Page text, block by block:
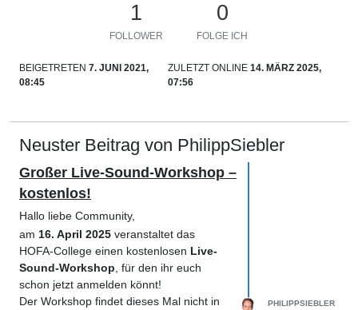
1
FOLLOWER
0
FOLGE ICH
BEIGETRETEN 7. JUNI 2021,
08:45
ZULETZT ONLINE 14. MÄRZ 2025,
07:56
Neuster Beitrag von PhilippSiebler
Großer Live-Sound-Workshop –
kostenlos!
Hallo liebe Community,
am 16. April 2025 veranstaltet das
HOFA-College einen kostenlosen Live-
Sound-Workshop , für den ihr euch
schon jetzt anmelden könnt!
Der Workshop findet dieses Mal nicht in
PHILIPPSIEBLER